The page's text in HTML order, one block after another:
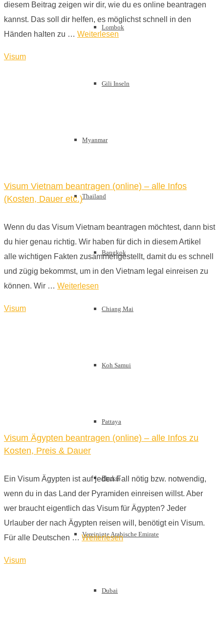
Lombok
Gili Inseln
Myanmar
Thailand
Bangkok
Chiang Mai
Koh Samui
Pattaya
Phuket
Vereinigte Arabische Emirate
Dubai
diesem Beitrag zeigen wir dir, wie du es online beantragen
kannst. Das soll dir helfen, es möglichst schnell in den
Händen halten zu … Weiterlesen
Visum
Visum Vietnam beantragen (online) – alle Infos
(Kosten, Dauer etc.)
Wenn du das Visum Vietnam beantragen möchtest, dann bist
du hier genau richtig. Wir haben für dich in diesem Artikel
alle wichtigen Fakten zusammengestellt, damit du es schnell
und zügig bekommst, um in den Vietnam legal einreisen zu
können. Wir … Weiterlesen
Visum
Visum Ägypten beantragen (online) – alle Infos zu
Kosten, Preis & Dauer
Ein Visum Ägypten ist auf jeden Fall nötig bzw. notwendig,
wenn du in das Land der Pyramiden einreisen willst. Aber
wer braucht eigentlich das Visum für Ägypten? Jeder
Urlauber der nach Ägypten reisen will, benötigt ein Visum.
Für alle Deutschen … Weiterlesen
Visum